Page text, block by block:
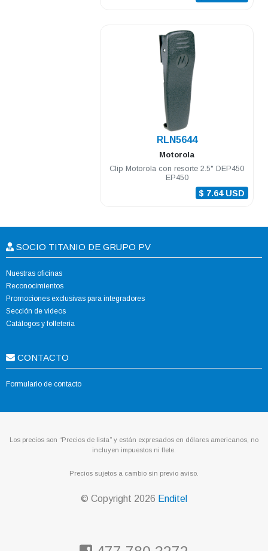
RLN5644
Motorola
Clip Motorola con resorte 2.5" DEP450
EP450
$ 7.64 USD
SOCIO TITANIO DE GRUPO PV
Nuestras oficinas
Reconocimientos
Promociones exclusivas para integradores
Sección de videos
Catálogos y folletería
CONTACTO
Formulario de contacto
Los precios son “Precios de lista” y están expresados en dólares americanos, no
incluyen impuestos ni flete.
Precios sujetos a cambio sin previo aviso.
© Copyright 2026 Enditel